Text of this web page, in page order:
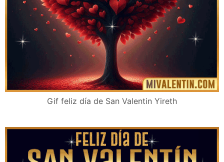
Gif feliz día de San Valentin Yireth